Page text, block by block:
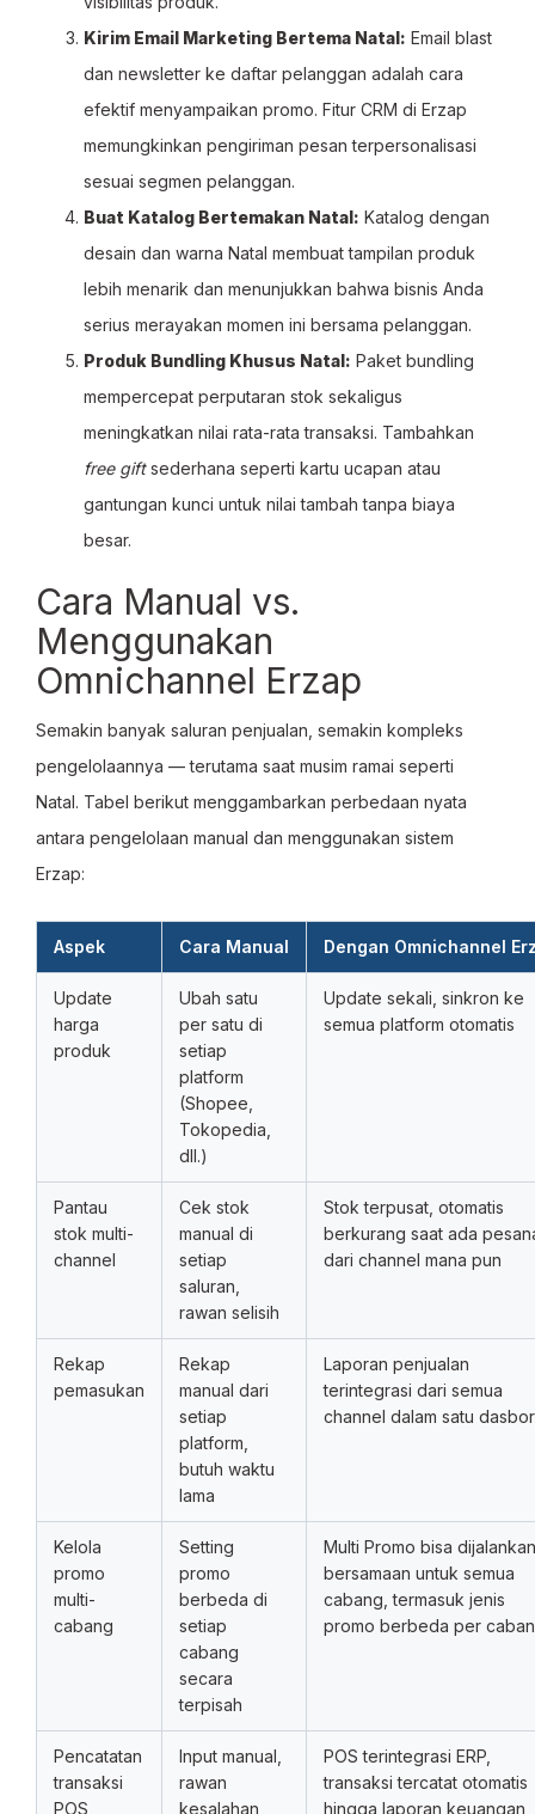
Kirim Email Marketing Bertema Natal: Email blast
dan newsletter ke daftar pelanggan adalah cara
efektif menyampaikan promo. Fitur CRM di Erzap
memungkinkan pengiriman pesan terpersonalisasi
sesuai segmen pelanggan.
Buat Katalog Bertemakan Natal: Katalog dengan
desain dan warna Natal membuat tampilan produk
lebih menarik dan menunjukkan bahwa bisnis Anda
serius merayakan momen ini bersama pelanggan.
Produk Bundling Khusus Natal: Paket bundling
mempercepat perputaran stok sekaligus
meningkatkan nilai rata-rata transaksi. Tambahkan
free giftsederhana seperti kartu ucapan atau
gantungan kunci untuk nilai tambah tanpa biaya
besar.
Cara Manual vs.
Menggunakan
Omnichannel Erzap
Semakin banyak saluran penjualan, semakin kompleks
pengelolaannya — terutama saat musim ramai seperti
Natal. Tabel berikut menggambarkan perbedaan nyata
antara pengelolaan manual dan menggunakan sistem
Erzap:
Aspek Cara Manual Dengan Omnichannel
Update
harga
produk
Ubah satu
per satu di
setiap
platform
(Shopee,
Tokopedia,
dll.)
Update sekali, sinkron ke
semua platform otomatis
Pantau
stok multi-
channel
Cek stok
manual di
setiap
saluran,
rawan selisih
Stok terpusat, otomatis
berkurang saat ada
dari channel mana pun
Rekap
pemasukan
Rekap
manual dari
setiap
platform,
butuh waktu
lama
Laporan penjualan
terintegrasi dari semua
channel dalam satu dasbor
Kelola
promo
multi-
cabang
Setting
promo
berbeda di
setiap
cabang
secara
terpisah
Multi Promo bisa dijalankan
bersamaan untuk semua
cabang, termasuk jenis
promo berbeda per
Pencatatan
transaksi
POS
Input manual,
rawan
kesalahan
POS terintegrasi ERP,
transaksi tercatat otomatis
hingga laporan keuangan